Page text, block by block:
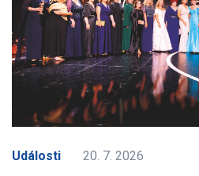
Události 20. 7. 2026